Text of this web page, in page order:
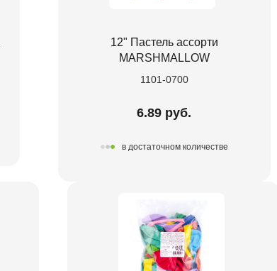
12" Пастель ассорти
MARSHMALLOW
1101-0700
6.89 руб.
в достаточном количестве